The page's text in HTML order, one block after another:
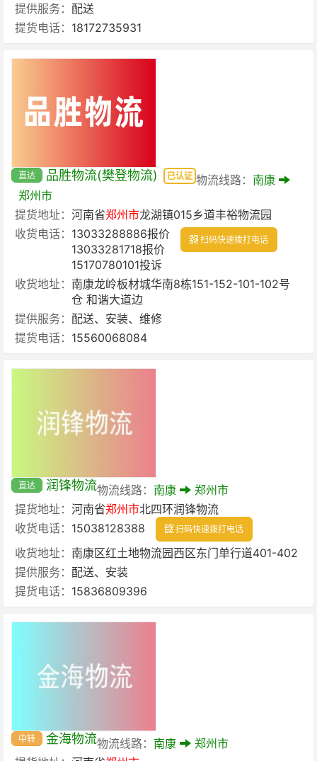
提供服务： 配送
提货电话： 18172735931
直达 品胜物流(樊登物流) 已认证 物流线路： 南康
郑州市
提货地址： 河南省郑州市龙湖镇015乡道丰裕物流园
收货电话： 13033288886报价
13033281718报价
15170780101投诉
扫码快速拨打电话
收货地址： 南康龙岭板材城华南8栋151-152-101-102号
仓 和谐大道边
提供服务： 配送、安装、维修
提货电话： 15560068084
直达 润锋物流物流线路： 南康
郑州市
提货地址： 河南省郑州市北四环润锋物流
收货电话： 15038128388 扫码快速拨打电话
收货地址： 南康区红土地物流园西区东门单行道401-402
提供服务： 配送、安装
提货电话： 15836809396
中转 金海物流物流线路： 南康
郑州市